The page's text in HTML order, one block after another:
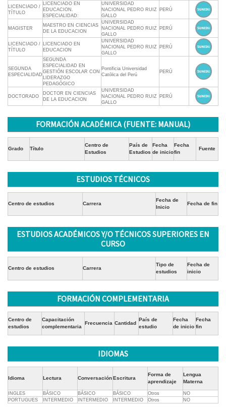
LICENCIADO /
TÍTULO
LICENCIADO EN
EDUCACION.
ESPECIALIDAD:
UNIVERSIDAD
NACIONAL PEDRO RUIZ
GALLO
PERÚ
MAGISTER
MAESTRO EN CIENCIAS
DE LA EDUCACION
UNIVERSIDAD
NACIONAL PEDRO RUIZ
GALLO
PERÚ
LICENCIADO /
TÍTULO
LICENCIADO EN
EDUCACION
UNIVERSIDAD
NACIONAL PEDRO RUIZ
GALLO
PERÚ
SEGUNDA
ESPECIALIDAD
SEGUNDA
ESPECIALIDAD EN
GESTIÓN ESCOLAR CON
LIDERAZGO
PEDAGÓGICO
Pontificia Universidad
Católica del Perú
PERÚ
DOCTORADO
DOCTOR EN CIENCIAS
DE LA EDUCACION
UNIVERSIDAD
NACIONAL PEDRO RUIZ
GALLO
PERÚ
FORMACIÓN ACADÉMICA (FUENTE: MANUAL)
Grado Título
Centro de
Estudios
País de
Estudios
Fecha
de inicio
Fecha
fin
Fuente
ESTUDIOS TÉCNICOS
Centro de estudios Carrera
Fecha de
Inicio
Fecha de fin
ESTUDIOS ACADÉMICOS Y/O TÉCNICOS SUPERIORES EN
CURSO
Centro de estudios Carrera
Tipo de
estudios
Fecha de
inicio
FORMACIÓN COMPLEMENTARIA
Centro de
estudios
Capacitación
complementaria
Frecuencia Cantidad
País de
estudio
Fecha
de inicio
Fecha
fin
IDIOMAS
Idioma Lectura ConversaciónEscritura
Forma de
aprendizaje
Lengua
Materna
INGLES BÁSICO BÁSICO BÁSICO Otros
NO
PORTUGUES
INTERMEDIO INTERMEDIO INTERMEDIO Otros NO